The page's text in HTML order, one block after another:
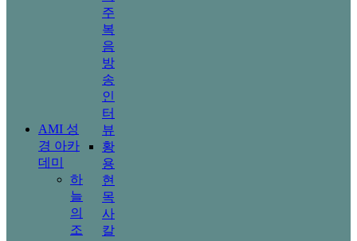
주
복
음
방
송
인
터
뷰
황
용
현
목
사
칼
AMI 성
경 아카
데미
하
늘
의
조